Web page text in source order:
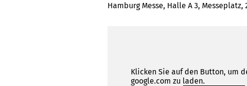
Hamburg Messe, Halle A 3, Messeplatz,
Klicken Sie auf den Button, um
google.com zu laden.